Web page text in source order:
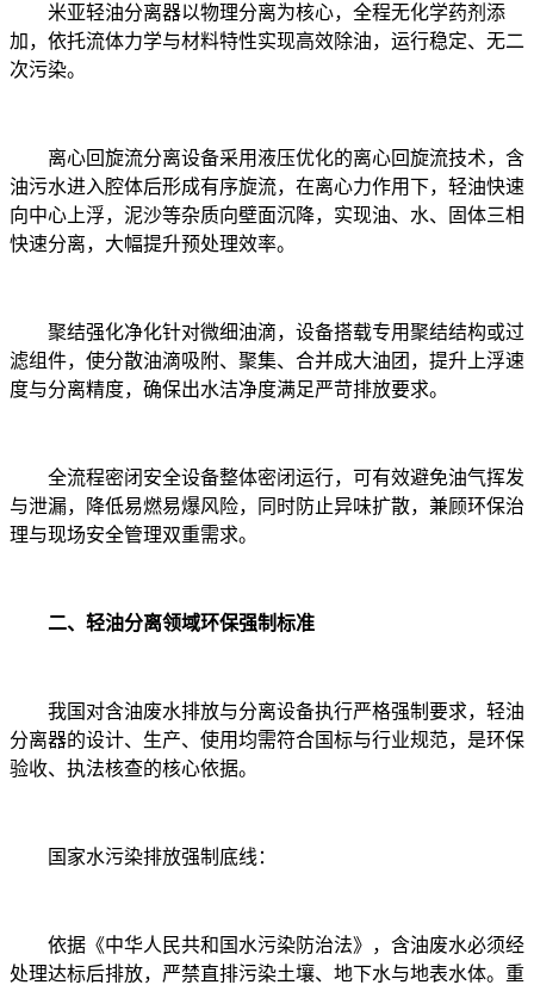
米亚轻油分离器以物理分离为核心，全程无化学药剂添
加，依托流体力学与材料特性实现高效除油，运行稳定、无二
次污染。
离心回旋流分离设备采用液压优化的离心回旋流技术，含
油污水进入腔体后形成有序旋流，在离心力作用下，轻油快速
向中心上浮，泥沙等杂质向壁面沉降，实现油、水、固体三相
快速分离，大幅提升预处理效率。
聚结强化净化针对微细油滴，设备搭载专用聚结结构或过
滤组件，使分散油滴吸附、聚集、合并成大油团，提升上浮速
度与分离精度，确保出水洁净度满足严苛排放要求。
全流程密闭安全设备整体密闭运行，可有效避免油气挥发
与泄漏，降低易燃易爆风险，同时防止异味扩散，兼顾环保治
理与现场安全管理双重需求。
二、轻油分离领域环保强制标准
我国对含油废水排放与分离设备执行严格强制要求，轻油
分离器的设计、生产、使用均需符合国标与行业规范，是环保
验收、执法核查的核心依据。
国家水污染排放强制底线：
依据《中华人民共和国水污染防治法》，含油废水必须经
处理达标后排放，严禁直排污染土壤、地下水与地表水体。重